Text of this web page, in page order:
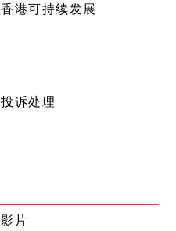
香港可持续发展
投诉处理
影片